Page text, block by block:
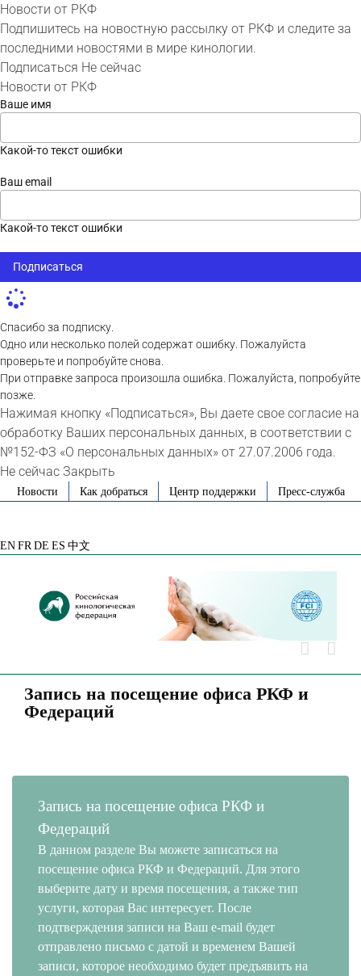
Новости от РКФ
Подпишитесь на новостную рассылку от РКФ и следите за
последними новостями в мире кинологии.
Подписаться Не сейчас
Новости от РКФ
Ваше имя
Какой-то текст ошибки
Ваш email
Какой-то текст ошибки
Подписаться
Спасибо за подписку.
Одно или несколько полей содержат ошибку. Пожалуйста
проверьте и попробуйте снова.
При отправке запроса произошла ошибка. Пожалуйста, попробуйте
позже.
Нажимая кнопку «Подписаться», Вы даете свое согласие на
обработку Ваших персональных данных, в соответствии с
№152-ФЗ «О персональных данных» от 27.07.2006 года.
Не сейчас Закрыть
SkipНовости Как добраться Центр поддержки Пресс-служба
EN FR DE ES 中文
Запись на посещение офиса РКФ и
Федераций
Запись на посещение офиса РКФ и
Федераций
В данном разделе Вы можете записаться на
посещение офиса РКФ и Федераций. Для этого
выберите дату и время посещения, а также тип
услуги, которая Вас интересует. После
подтверждения записи на Ваш e-mail будет
отправлено письмо с датой и временем Вашей
записи, которое необходимо будет предъявить на